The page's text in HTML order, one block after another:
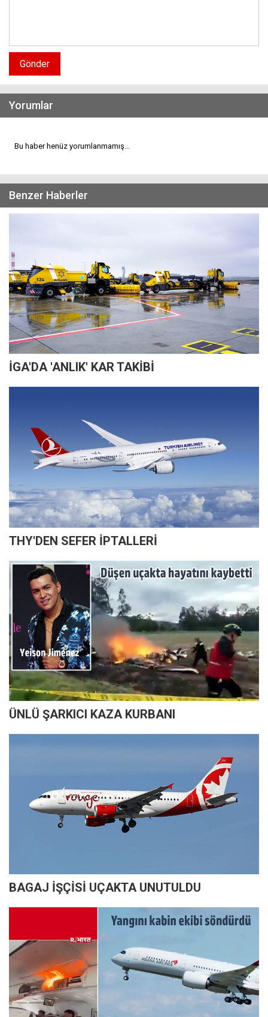
Gönder
Yorumlar
Bu haber henüz yorumlanmamış...
Benzer Haberler
İGA'DA 'ANLIK' KAR TAKİBİ
THY'DEN SEFER İPTALLERİ
ÜNLÜ ŞARKICI KAZA KURBANI
BAGAJ İŞÇİSİ UÇAKTA UNUTULDU